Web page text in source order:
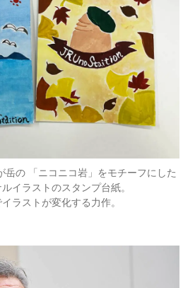
岳の 「ニコニコ岩」をモチーフにした
イラストのスタンプ台紙。
ラストが変化する力作。